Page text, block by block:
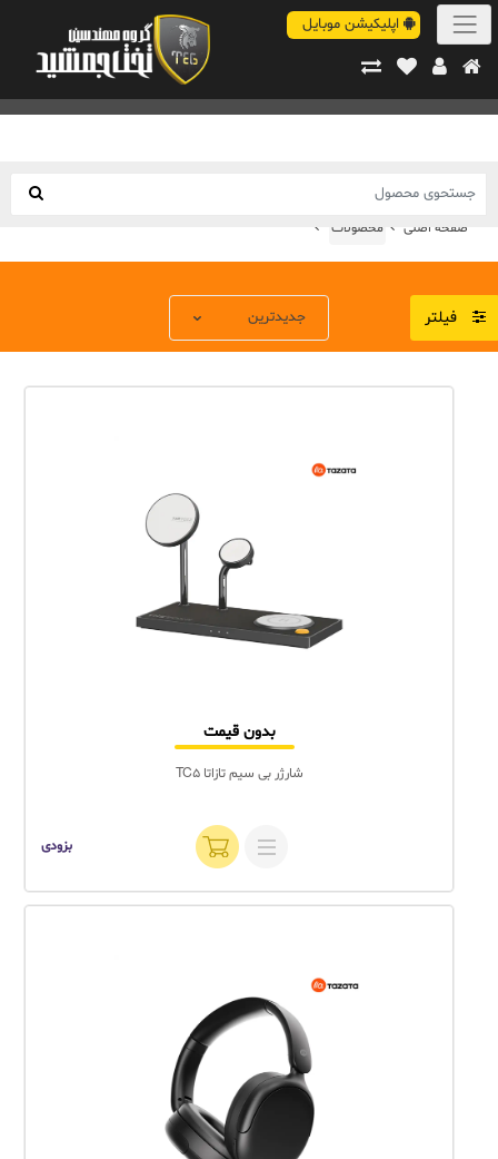
اپلیکیشن موبایل
صفحه اصلی محصولات
فیلتر
بدون قیمت
شارژر بی سیم تازاتا TC5
بزودی